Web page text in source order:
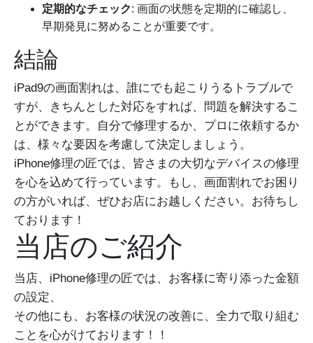
定期的なチェック: 画面の状態を定期的に確認し、
早期発見に努めることが重要です。
結論
iPad9の画面割れは、誰にでも起こりうるトラブルで
すが、きちんとした対応をすれば、問題を解決するこ
とができます。自分で修理するか、プロに依頼するか
は、様々な要因を考慮して決定しましょう。
iPhone修理の匠では、皆さまの大切なデバイスの修理
を心を込めて行っています。もし、画面割れでお困り
の方がいれば、ぜひお店にお越しください。お待ちし
ております！
当店のご紹介
当店、iPhone修理の匠では、お客様に寄り添った金額
の設定、
その他にも、お客様の状況の改善に、全力で取り組む
ことを心がけております！！